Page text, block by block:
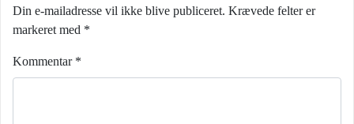
Din e-mailadresse vil ikke blive publiceret. Krævede felter er
markeret med *
Kommentar *